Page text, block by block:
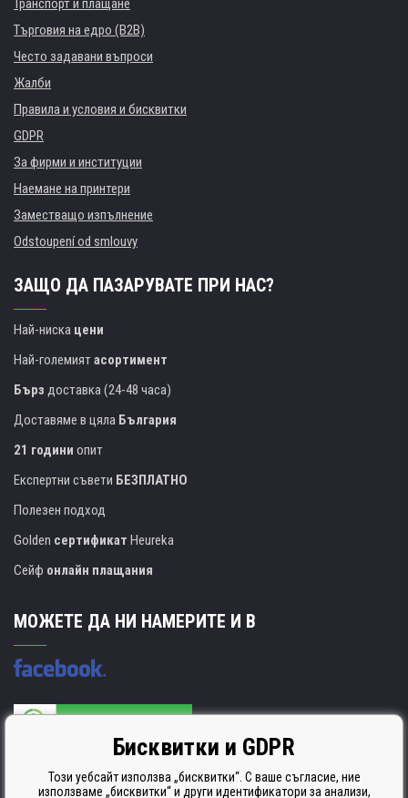
Транспорт и плащане
Търговия на едро (B2B)
Често задавани въпроси
Жалби
Правила и условия и бисквитки
GDPR
За фирми и институции
Наемане на принтери
Заместващо изпълнение
Odstoupení od smlouvy
ЗАЩО ДА ПАЗАРУВАТЕ ПРИ НАС?
Най-ниска цени
Най-големиятасортимент
Бърз доставка (24-48 часа)
Доставяме в цяла България
21 години опит
Експертни съвети БЕЗПЛАТНО
Полезен подход
Golden сертификат Heureka
Сейф онлайн плащания
МОЖЕТЕ ДА НИ НАМЕРИТЕ И В
Производителят на касети е сертифициран
ISO 9001. ISO 14001 и STMC.
Бисквитки и GDPR
Този уебсайт използва „бисквитки“. С ваше съгласие, ние
използваме „бисквитки“ и други идентификатори за анализи,